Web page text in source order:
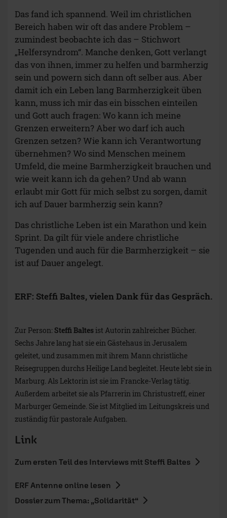
Das fand ich spannend. Weil im christlichen
Bereich haben wir oft das andere Problem –
zumindest beobachte ich das – Stichwort
„Helfersyndrom“. Manche denken, Gott verlangt
das von ihnen, immer zu helfen und barmherzig
sein und powern sich dann oft selber aus. Aber
damit ich ein Leben lang Barmherzigkeit üben
kann, muss ich mir das ein bisschen einteilen
und Gott auch fragen: Wo kann ich meine
Grenzen erweitern? Aber wo darf ich auch
Grenzen setzen? Wie kann ich Verantwortung
übernehmen? Wo sind Menschen meinem
Umfeld, die meine Barmherzigkeit brauchen und
wie weit kann ich da gehen? Und ab wann
erlaubt mir Gott für mich selbst zu sorgen, damit
ich auf Dauer barmherzig sein kann?
Das christliche Leben ist ein Marathon und kein
Sprint. Da gilt für viele andere christliche
Tugenden und auch für die Barmherzigkeit – sie
ist auf Dauer angelegt.
ERF: Steffi Baltes, vielen Dank für das Gespräch.
Zur Person: Steffi Baltesist Autorin zahlreicher Bücher.
Sechs Jahre lang hat sie ein Gästehaus in Jerusalem
geleitet, und zusammen mit ihrem Mann christliche
Reisegruppen durchs Heilige Land begleitet. Heute lebt sie in
Marburg. Als Lektorin ist sie im Francke-Verlag tätig.
Außerdem arbeitet sie als Pfarrerin im Christustreff, einer
Marburger Gemeinde. Sie ist Mitglied im Leitungskreis und
zuständig für pastorale Aufgaben.
Link
Zum ersten Teil des Interviews mit Steffi Baltes
ERF Antenne online lesen
Dossier zum Thema: „Solidarität“